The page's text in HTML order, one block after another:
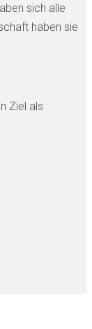
sich alle
haben sie
Ziel als